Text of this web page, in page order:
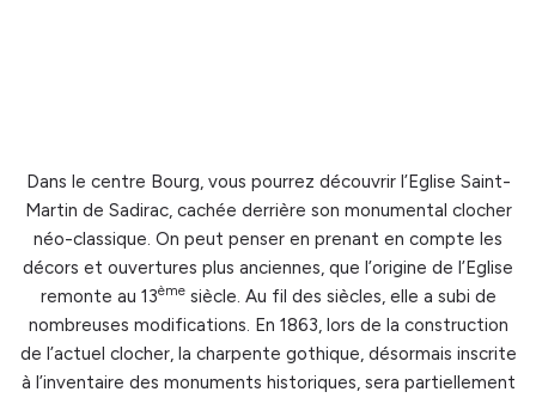
Dans le centre Bourg, vous pourrez découvrir l’Eglise Saint-
Martin de Sadirac, cachée derrière son monumental clocher
néo-classique. On peut penser en prenant en compte les
décors et ouvertures plus anciennes, que l’origine de l’Eglise
remonte au 13èmesiècle. Au fil des siècles, elle a subi de
nombreuses modifications. En 1863, lors de la construction
de l’actuel clocher, la charpente gothique, désormais inscrite
à l’inventaire des monuments historiques, sera partiellement